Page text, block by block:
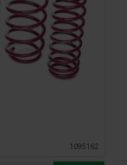
1095162